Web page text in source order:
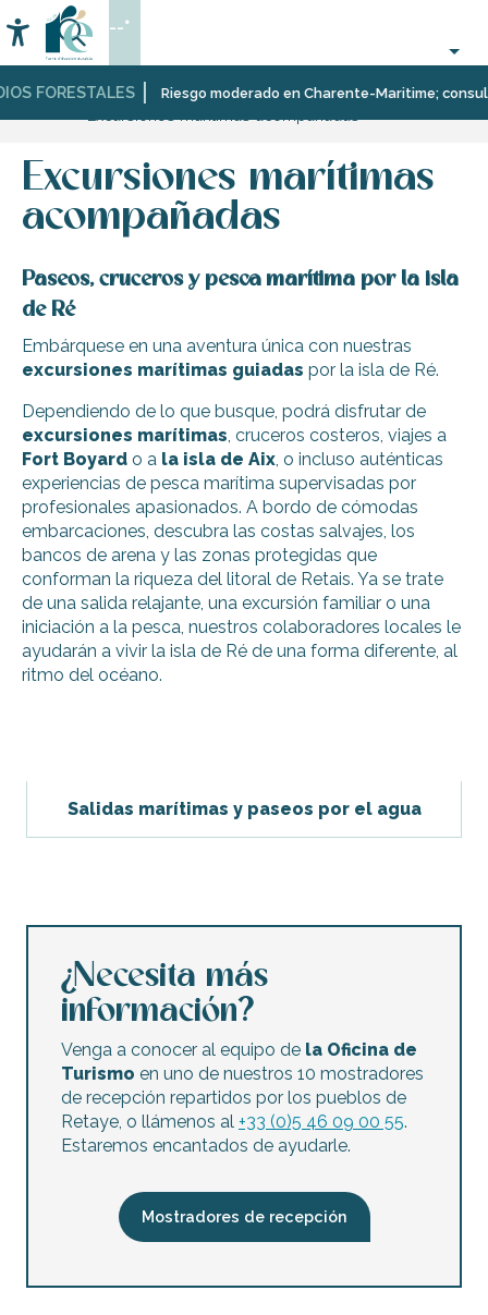
au
contenu
principal
FORESTALES Riesgo moderado en Charente-Maritime;
Accessibilité
Buscar
--°
Página Web
Organización
Ocio
Excursiones marítimas
acompañadas
Paseos, cruceros y pesca marítima por la isla
de Ré
Embárquese en una aventura única con nuestras
excursiones marítimas guiadas por la isla de Ré.
Dependiendo de lo que busque, podrá disfrutar de
excursiones marítimas, cruceros costeros, viajes a
Fort Boyard o a la isla de Aix, o incluso auténticas
experiencias de pesca marítima supervisadas por
profesionales apasionados. A bordo de cómodas
embarcaciones, descubra las costas salvajes, los
bancos de arena y las zonas protegidas que
conforman la riqueza del litoral de Retais. Ya se trate
de una salida relajante, una excursión familiar o una
iniciación a la pesca, nuestros colaboradores locales le
ayudarán a vivir la isla de Ré de una forma diferente, al
ritmo del océano.
Salidas marítimas y paseos por el agua
¿Necesita más
información?
Venga a conocer al equipo de la Oficina de
Turismo en uno de nuestros 10 mostradores
de recepción repartidos por los pueblos de
Retaye, o llámenos al +33 (0)5 46 09 00 55.
Estaremos encantados de ayudarle.
Mostradores de recepción